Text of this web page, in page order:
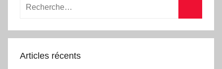
Articles récents